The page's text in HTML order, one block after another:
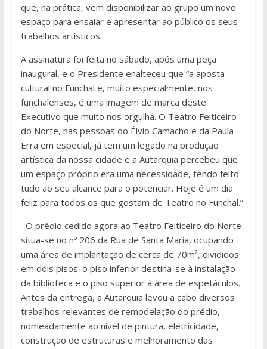
que, na prática, vem disponibilizar ao grupo um novo
espaço para ensaiar e apresentar ao público os seus
trabalhos artísticos.
A assinatura foi feita no sábado, após uma peça
inaugural, e o Presidente enalteceu que “a aposta
cultural no Funchal e, muito especialmente, nos
funchalenses, é uma imagem de marca deste
Executivo que muito nos orgulha. O Teatro Feiticeiro
do Norte, nas pessoas do Élvio Camacho e da Paula
Erra em especial, já tem um legado na produção
artística da nossa cidade e a Autarquia percebeu que
um espaço próprio era uma necessidade, tendo feito
tudo ao seu alcance para o potenciar. Hoje é um dia
feliz para todos os que gostam de Teatro no Funchal.”
O prédio cedido agora ao Teatro Feiticeiro do Norte
situa-se no nº 206 da Rua de Santa Maria, ocupando
uma área de implantação de cerca de 70m², divididos
em dois pisos: o piso inferior destina-se à instalação
da biblioteca e o piso superior à área de espetáculos.
Antes da entrega, a Autarquia levou a cabo diversos
trabalhos relevantes de remodelação do prédio,
nomeadamente ao nível de pintura, eletricidade,
construção de estruturas e melhoramento das